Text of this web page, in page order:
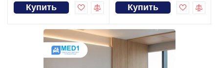
Купить Купить